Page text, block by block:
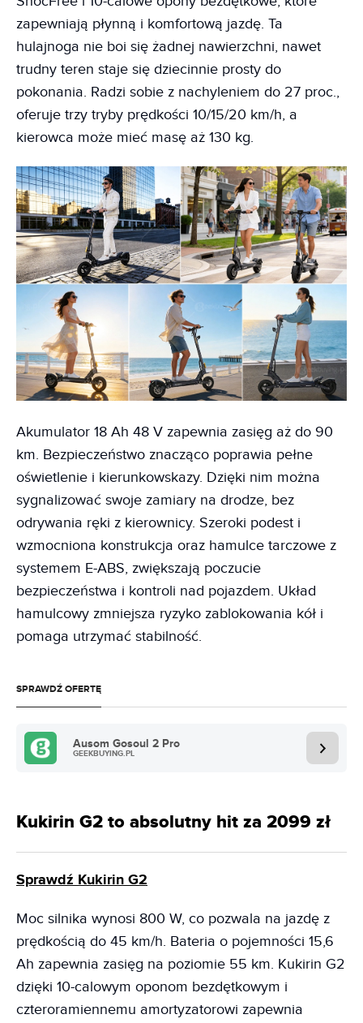
zapewniają płynną i komfortową jazdę. Ta
hulajnoga nie boi się żadnej nawierzchni, nawet
trudny teren staje się dziecinnie prosty do
pokonania. Radzi sobie z nachyleniem do 27 proc.,
oferuje trzy tryby prędkości 10/15/20 km/h, a
kierowca może mieć masę aż 130 kg.
Akumulator 18 Ah 48 V zapewnia zasięg aż do 90
km. Bezpieczeństwo znacząco poprawia pełne
oświetlenie i kierunkowskazy. Dzięki nim można
sygnalizować swoje zamiary na drodze, bez
odrywania ręki z kierownicy. Szeroki podest i
wzmocniona konstrukcja oraz hamulce tarczowe z
systemem E-ABS, zwiększają poczucie
bezpieczeństwa i kontroli nad pojazdem. Układ
hamulcowy zmniejsza ryzyko zablokowania kół i
pomaga utrzymać stabilność.
SPRAWDŹ OFERTĘ
Ausom Gosoul 2 Pro
GEEKBUYING.PL
Kukirin G2 to absolutny hit za 2099 zł
Sprawdź Kukirin G2
Moc silnika wynosi 800 W, co pozwala na jazdę z
prędkością do 45 km/h. Bateria o pojemności 15,6
Ah zapewnia zasięg na poziomie 55 km. Kukirin G2
dzięki 10-calowym oponom bezdętkowym i
czteroramiennemu amortyzatorowi zapewnia